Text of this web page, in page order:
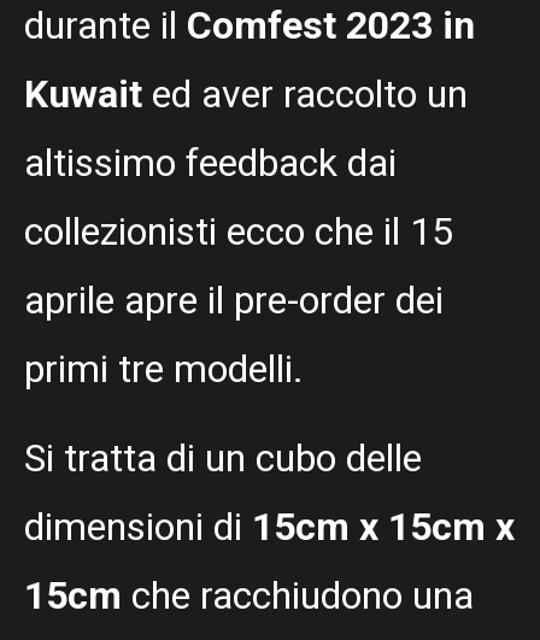
durante il Comfest 2023 in
Kuwait ed aver raccolto un
altissimo feedback dai
collezionisti ecco che il 15
aprile apre il pre-order dei
primi tre modelli.
Si tratta di un cubo delle
dimensioni di 15cm x 15cm x
15cm che racchiudono una